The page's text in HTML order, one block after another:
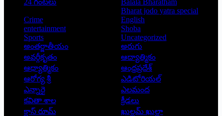
24 గంటలు
Balala Bharatham
Bharat jodo yatra special
Crime
English
entertainment
Shoba
Sports
Uncategorized
అంతర్జాతీయం
అరుగు
అవర్గీకృతం
ఆద్యాత్మికం
ఆధ్యాత్మికం
ఆంధ్రప్రదేశ్
ఆరోగ్య శ్రీ
ఎడిటోరియల్
ఎన్నారై
ఎలమంద
కవితా శాల
క్రీడలు
క్లాస్ రూమ్
ఖుల్లమ్ ఖుల్లా